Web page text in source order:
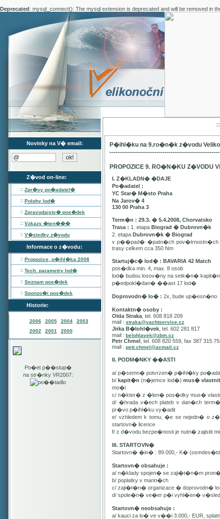
Deprecated: mysql_connect(): The mysql extension is deprecated and will be removed in
Novinky na V� email:
Z�vod on-line:
:: Zpr�vy po�adatel�
:: Polohy lod�
:: Zpravodajstv� pos�dek
:: Vzkazy �ten���
:: V�sledky z�vodu
Informace o z�vodu:
:: Propozice, p�ihl�ka 2008
:: Tech. parametry lod�
:: Seznam pos�dek
:: Sponzo�i pos�dek
Historie:
2006 2005 2004
2003
2002
2001 2000
Po�et p��stup�
na str�nky VR2007:
P�ihl�ku na 9.ro�n�k z�vodu
PROPOZICE 9. RO�N�KU Z�VODU
I. Z�KLADN� �DAJE
Po�adatel :
YC Star� M�sto Praha
Na Jarov� 4
130 00 Praha 3
Term�n : 29.3. � 5.4.2008, Chorvatsko
Trasa : 1. etapa Biograd � Dubrovn�k
2. etapa Dubrovn�k � Biograd
v p��pad� �patn�ch pov�trnostn�ch
trasy celkem cca 350 Nm
Startuj�c� lod� : BAVARIA 42 Match
pos�dka min. 4, max. 8 osob
lod� budou losov�ny na setk�n�
p�edpokl�dan� ��ast 17 lod�
Doprovodn� lo� : 2x, bude up�esn�no
Kontaktn� osoby :
Olda Straka , tel. 608 818 209
mail : straka@yachtservice.cz
Jirka B�lohl�vek , tel. 602 281 817
mail : belohlavek@zbm.cz
Petr Chmel , tel. 608 820 559, fax 387 315
mail : petr.chmel@acmail.cz
II. PODM�NKY ��ASTI
a/ p�semn� potvrzen� p�ihl�ky
b/kapit�n(n�jemce lod�) mus�
mo�i
c/ n�kter� z �len� pos�dky mus�
d/ �hrada v�ech plateb v dan�ch
pr�vo p�ihl�ku vy�adit
e/ vzhledem k tomu, �e se nejedn� o
startovn� licence
f/ z d�vodu bezpe�nosti je nutn� zajistit
III. STARTOVN�
Startovn� �in� : 89.000,- K�
Startovn� obsahuje :
a/ n�klady spojen� se zaji�t�n�m
b/ poplatky v marin�ch
c/ zaji�t�n� organizace � doprovodn�
d/ spole�n� ve�er p�i vyhl�en�
Startovn� neobsahuje :
a/ kauci za lo� ve v��i 3.000,- EUR,